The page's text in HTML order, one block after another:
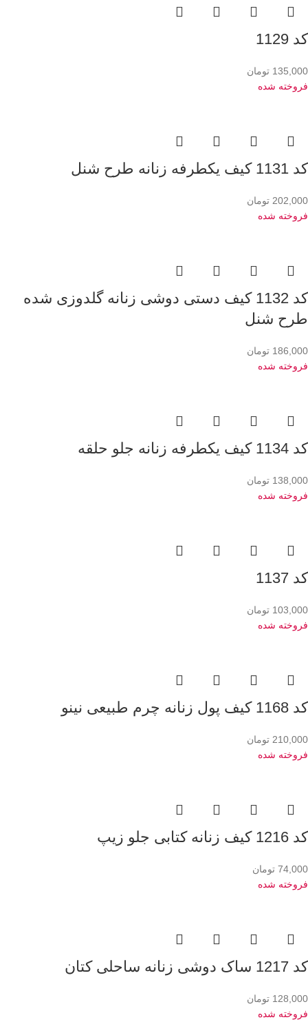
کد 1129
135,000 تومان
فروخته شده
کد 1131 کیف یکطرفه زنانه طرح شنل
202,000 تومان
فروخته شده
کد 1132 کیف دستی دوشی زنانه گلدوزی شده
طرح شنل
186,000 تومان
فروخته شده
کد 1134 کیف یکطرفه زنانه جلو حلقه
138,000 تومان
فروخته شده
کد 1137
103,000 تومان
فروخته شده
کد 1168 کیف پول زنانه چرم طبیعی نینو
210,000 تومان
فروخته شده
کد 1216 کیف زنانه کتابی جلو زیپ
74,000 تومان
فروخته شده
کد 1217 ساک دوشی زنانه ساحلی کتان
128,000 تومان
فروخته شده